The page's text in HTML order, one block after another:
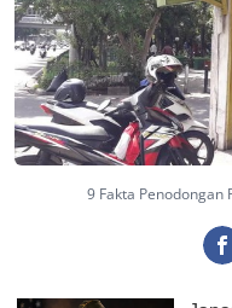
9 Fakta Penodongan